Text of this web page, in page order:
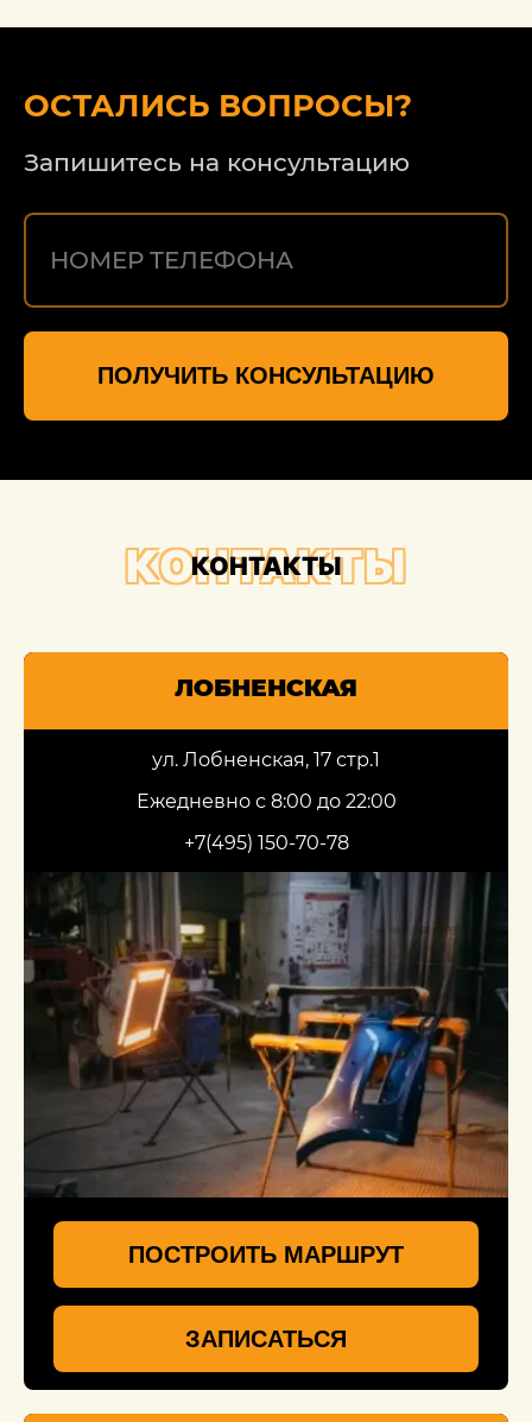
ОСТАЛИСЬ ВОПРОСЫ?
Запишитесь на консультацию
ПОЛУЧИТЬ КОНСУЛЬТАЦИЮ
КОНТАКТЫ
КОНТАКТЫ
ЛОБНЕНСКАЯ
ул. Лобненская, 17 стр.1
Ежедневно с 8:00 до 22:00
+7(495) 150-70-78
ПОСТРОИТЬ МАРШРУТ
ЗАПИСАТЬСЯ